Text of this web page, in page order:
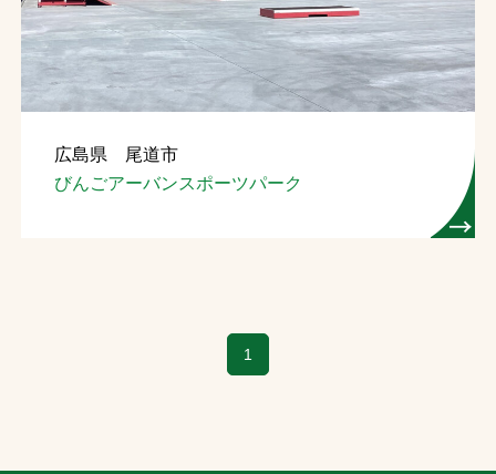
お問合せ
お取引先の皆様へ
ソーシャルメディアポリシー
広島県 尾道市
びんごアーバンスポーツパーク
1